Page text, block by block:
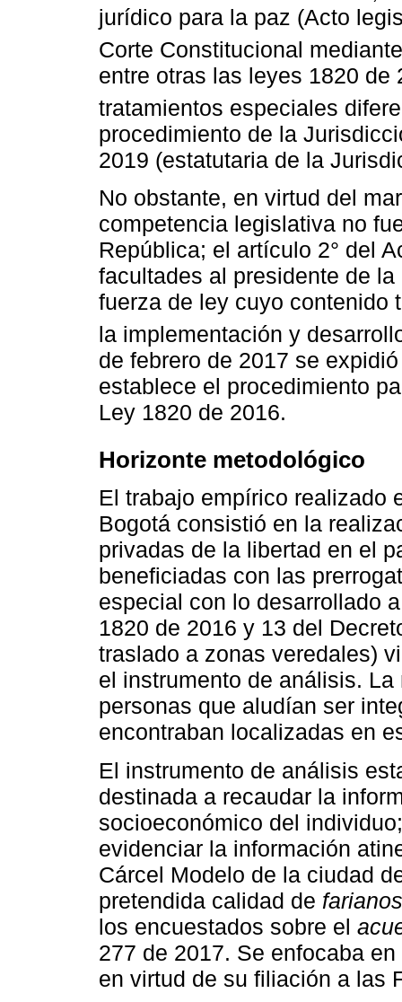
jurídico para la paz (Acto
Corte Constitucional
entre otras las leyes 1820
tratamientos especiales
procedimiento de la
2019 (estatutaria de la
No obstante, en virtud del
competencia legislativa no
República; el artículo 2° del
facultades al presidente de
fuerza de ley cuyo contenido
la implementación y
de febrero de 2017 se
establece el procedimiento
Ley 1820 de 2016.
Horizonte metodológico
El trabajo empírico realizado
Bogotá consistió en la
privadas de la libertad en el
beneficiadas con las
especial con lo desarrollado
1820 de 2016 y 13 del
traslado a zonas veredales)
el instrumento de análisis.
personas que aludían ser
encontraban localizadas en
El instrumento de análisis
destinada a recaudar la
socioeconómico del
evidenciar la información
Cárcel Modelo de la ciudad
pretendida calidad de
los encuestados sobre el
277 de 2017. Se enfocaba
en virtud de su filiación a las